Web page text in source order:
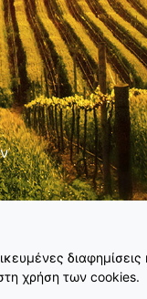
χρήση των cookies.